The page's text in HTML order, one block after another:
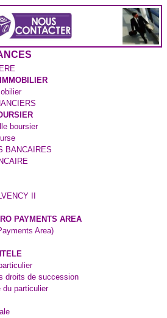
boursier
BANCAIRES
II
PAYMENTS AREA
Area)
droits de succession
particulier